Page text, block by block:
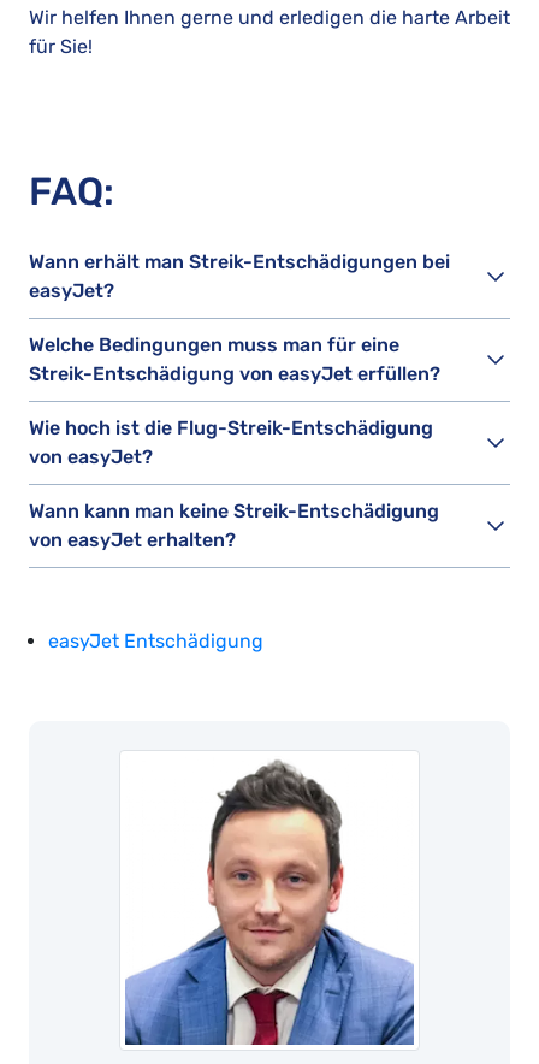
Wir helfen Ihnen gerne und erledigen die harte Arbeit
für Sie!
FAQ:
Wann erhält man Streik-Entschädigungen bei
easyJet?
Welche Bedingungen muss man für eine
Streik-Entschädigung von easyJet erfüllen?
Wie hoch ist die Flug-Streik-Entschädigung
von easyJet?
Wann kann man keine Streik-Entschädigung
von easyJet erhalten?
easyJet Entschädigung